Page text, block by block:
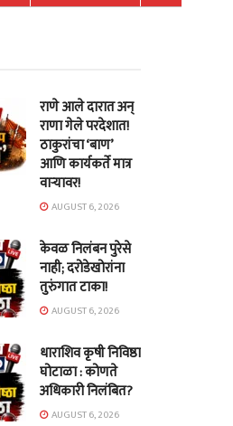
राणे आले दारात अन्
राणा गेले परदेशात!
ठाकुरांचा ‘बाण’
आणि कार्यकर्ते मात्र
वाऱ्यावर!
AUGUST 6, 2026
केवळ निलंबन पुरेसे
नाही; दरोडेखोरांना
तुरुंगात टाका!
AUGUST 6, 2026
धाराशिव कृषी निविष्ठा
घोटाळा : कोणते
अधिकारी निलंबित?
AUGUST 6, 2026